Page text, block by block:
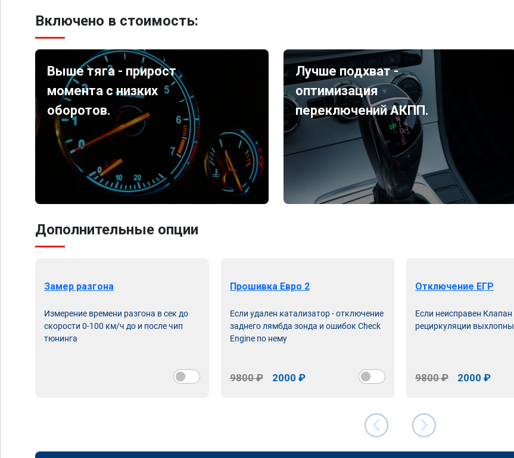
Включено в стоимость:
Выше тяга - прирост
момента с низких
оборотов.
Лучше подхват -
оптимизация
переключений АКПП.
Дополнительные опции
Замер разгона
Измерение времени разгона в сек до
скорости 0-100 км/ч до и после чип
тюнинга
Прошивка Евро 2
Если удален катализатор - отключение
заднего лямбда зонда и ошибок Check
Engine по нему
9800 ₽ 2000 ₽
Отключение ЕГР
Если неисправен Клапан
рециркуляции
9800 ₽ 2000 ₽